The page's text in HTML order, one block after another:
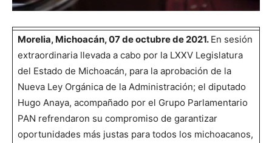
Morelia, Michoacán, 07 de octubre de 2021. En sesión
extraordinaria llevada a cabo por la LXXV Legislatura
del Estado de Michoacán, para la aprobación de la
Nueva Ley Orgánica de la Administración; el diputado
Hugo Anaya, acompañado por el Grupo Parlamentario
PAN refrendaron su compromiso de garantizar
oportunidades más justas para todos los michoacanos,